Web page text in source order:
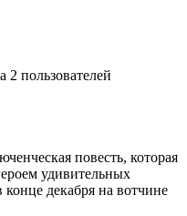
2 пользователей
повесть, которая
удивительных
декабря на вотчине